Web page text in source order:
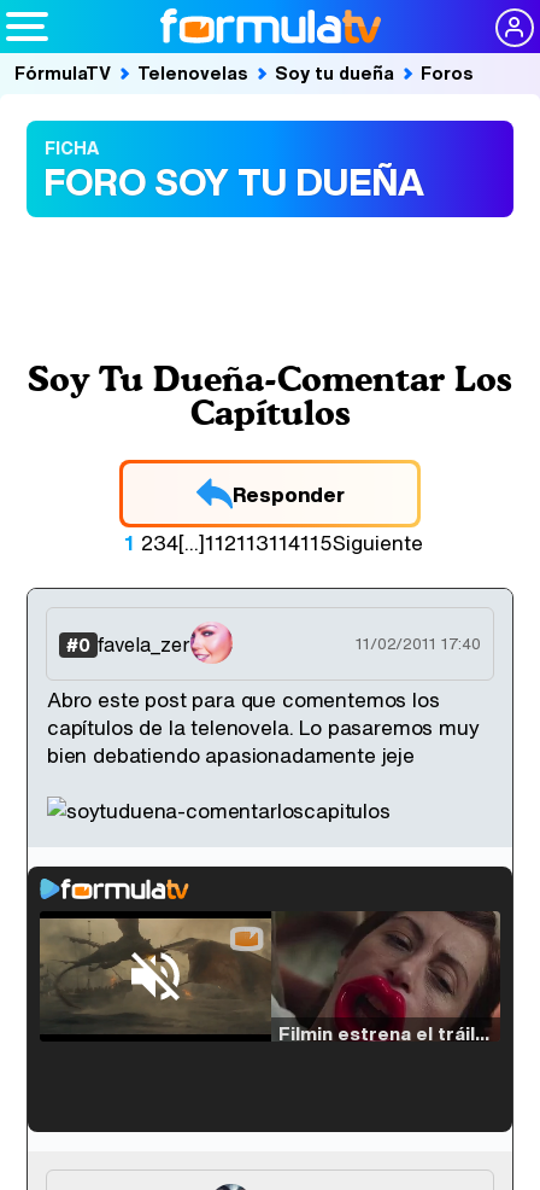
FórmulaTV Telenovelas Soy tu dueña Foros
FICHA
FORO SOY TU DUEÑA
Soy Tu Dueña-Comentar Los
Capítulos
Responder
1 234[...]112113114115Siguiente
#0 favela_zer 11/02/2011 17:40
Abro este post para que comentemos los
capítulos de la telenovela. Lo pasaremos muy
bien debatiendo apasionadamente jeje
Loaded:
Filmin estrena el tráiler de 'Millennial Mal', su nueva comedia universitaria de la mano de Lorena Iglesias
'120 Minutos' celebra sus 2.000 programas en Telemadrid con un vídeo del día a día en la redacción